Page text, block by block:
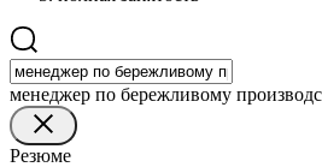
менеджер по бережливому
Резюме